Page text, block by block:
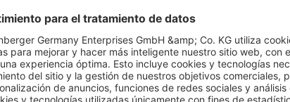
radio
€
Precio recomendado
149,99 €
Fijación con tornillos,
para adaptarse a cada
necesidad
-20%
desde
95,99 €